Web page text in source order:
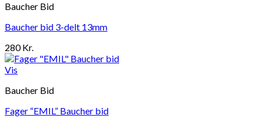
Baucher Bid
Baucher bid 3-delt 13mm
280Kr.
Vis
Baucher Bid
Fager “EMIL” Baucher bid